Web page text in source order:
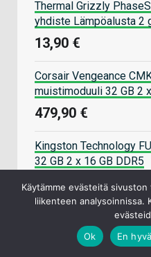
Thermal Grizzly
yhdiste Lämpöalusta 2
13,90 €
Corsair Vengeance
muistimoduuli 32 GB 2
479,90 €
Kingston Technology
32 GB 2 x 16 GB DDR5
519,90 €
Kingston Technology
4.0 NVMe 3D NAND
Käytämme evästeitä
liikenteen analysoinnissa.
Ok
En